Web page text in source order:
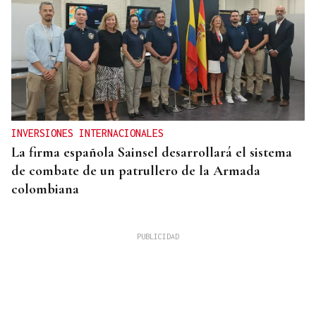
INVERSIONES INTERNACIONALES
La firma española Sainsel desarrollará el sistema
de combate de un patrullero de la Armada
colombiana